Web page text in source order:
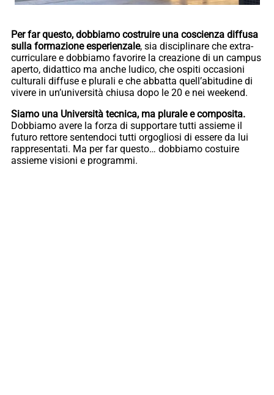
Per far questo, dobbiamo costruire una coscienza diffusa
sulla formazione esperienzale, sia disciplinare che extra-
curriculare e dobbiamo favorire la creazione di un campus
aperto, didattico ma anche ludico, che ospiti occasioni
culturali diffuse e plurali e che abbatta quell’abitudine di
vivere in un’università chiusa dopo le 20 e nei weekend.
Siamo una Università tecnica, ma plurale e composita.
Dobbiamo avere la forza di supportare tutti assieme il
futuro rettore sentendoci tutti orgogliosi di essere da lui
rappresentati. Ma per far questo… dobbiamo costuire
assieme visioni e programmi.